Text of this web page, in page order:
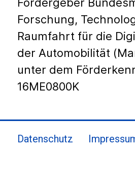
Forschung,
Raumfahrt für die
der Automobilität
unter dem
16ME0800K
Datenschutz